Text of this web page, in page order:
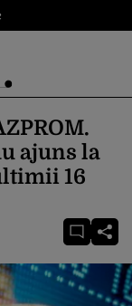
ajuns la
16